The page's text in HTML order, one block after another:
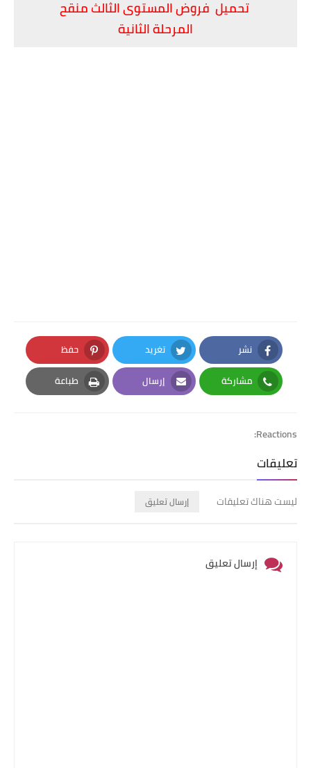
تحميل فروض المستوى الثالث منقح
المرحلة الثانية
نشر
Facebook
تغريد
Twitter
حفظ
Pinterest
مشاركة
Whatsapp
إرسال
Email
طباعة
Print
Reactions:
تعليقات
ليست هناك تعليقات إرسال تعليق
إرسال تعليق